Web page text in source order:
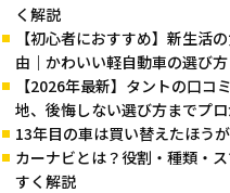
く解説
【初心者におすすめ】新生活
由｜かわいい軽自動車の選び方
【2026年最新】タントの口コ
地、後悔しない選び方までプ
13年目の車は買い替えたほう
カーナビとは？役割・種類・
すく解説